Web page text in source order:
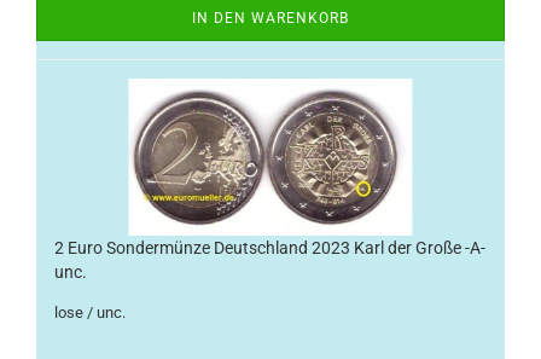
IN DEN WARENKORB
2 Euro Sondermünze Deutschland 2023 Karl der Große -A-
unc.
lose / unc.